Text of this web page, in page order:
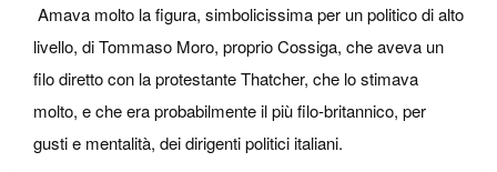
Amava molto la figura, simbolicissima per un politico di alto
livello, di Tommaso Moro, proprio Cossiga, che aveva un
filo diretto con la protestante Thatcher, che lo stimava
molto, e che era probabilmente il più filo-britannico, per
gusti e mentalità, dei dirigenti politici italiani.